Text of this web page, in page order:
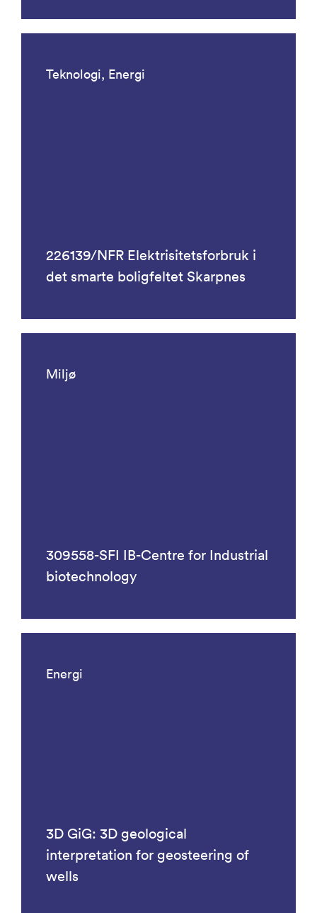
Teknologi, Energi
226139/NFR Elektrisitetsforbruk i
det smarte boligfeltet Skarpnes
Miljø
309558-SFI IB-Centre for Industrial
biotechnology
Energi
3D GiG: 3D geological
interpretation for geosteering of
wells